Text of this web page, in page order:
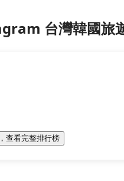
台灣韓國旅
查看完整排行榜